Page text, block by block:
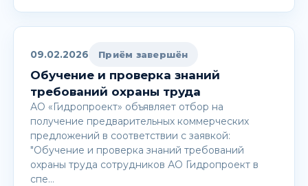
09.02.2026 Приём завершён
Обучение и проверка знаний
требований охраны труда
АО «Гидропроект» объявляет отбор на
получение предварительных коммерческих
предложений в соответствии с заявкой:
"Обучение и проверка знаний требований
охраны труда сотрудников АО Гидропроект в
спе…